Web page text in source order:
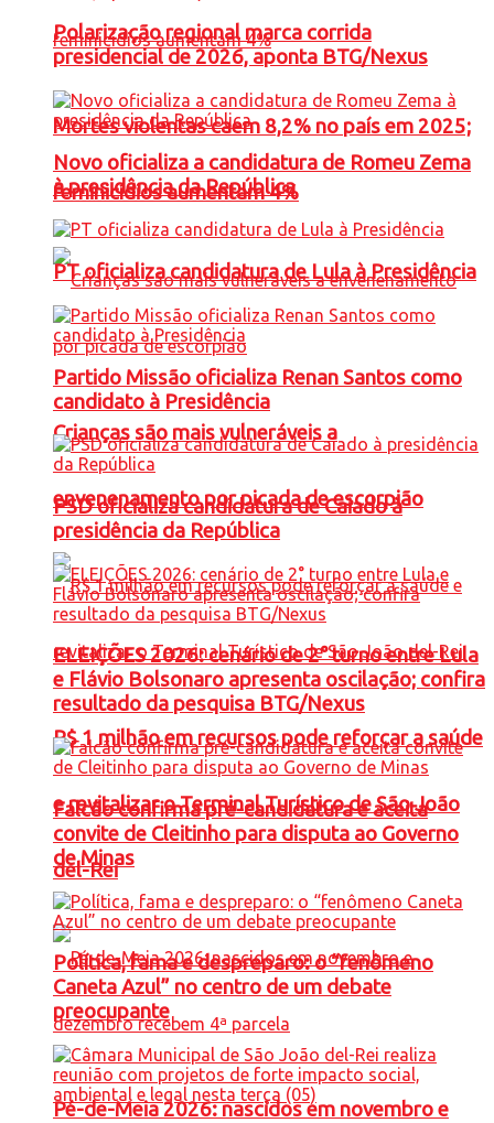
Mortes violentas caem 8,2% no país em 2025;
feminicídios aumentam 4%
Crianças são mais vulneráveis a
envenenamento por picada de escorpião
R$ 1 milhão em recursos pode reforçar a saúde
e revitalizar o Terminal Turístico de São João
del-Rei
Pé-de-Meia 2026: nascidos em novembro e
Polarização regional marca corrida
presidencial de 2026, aponta BTG/Nexus
Novo oficializa a candidatura de Romeu Zema
à presidência da República
PT oficializa candidatura de Lula à Presidência
Partido Missão oficializa Renan Santos como
candidato à Presidência
PSD oficializa candidatura de Caiado à
presidência da República
ELEIÇÕES 2026: cenário de 2° turno entre Lula
e Flávio Bolsonaro apresenta oscilação; confira
resultado da pesquisa BTG/Nexus
Falcão confirma pré-candidatura e aceita
convite de Cleitinho para disputa ao Governo
de Minas
Política, fama e despreparo: o “fenômeno
Caneta Azul” no centro de um debate
preocupante